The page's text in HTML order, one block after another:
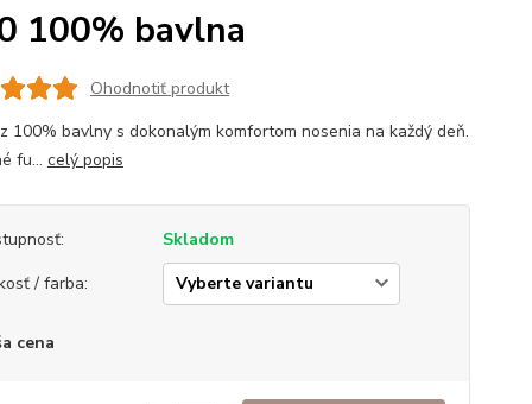
100% bavlna
Ohodnotiť produkt
100% bavlny s dokonalým komfortom nosenia na každý deň.
fu... celý popis
Skladom
/ farba:
cena